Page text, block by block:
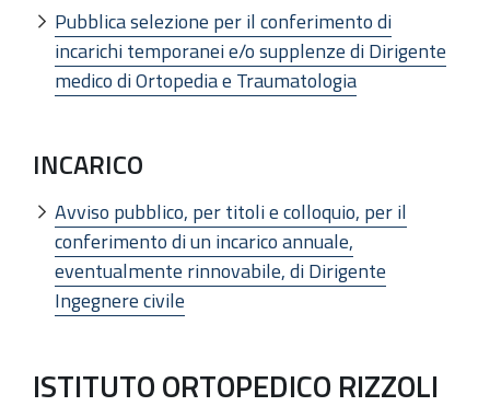
Pubblica selezione per il conferimento di
incarichi temporanei e/o supplenze di Dirigente
medico di Ortopedia e Traumatologia
INCARICO
Avviso pubblico, per titoli e colloquio, per il
conferimento di un incarico annuale,
eventualmente rinnovabile, di Dirigente
Ingegnere civile
ISTITUTO ORTOPEDICO RIZZOLI